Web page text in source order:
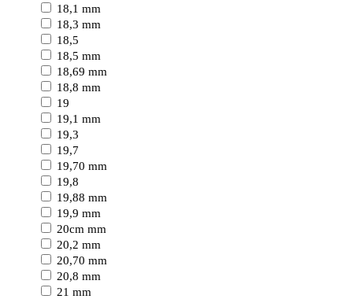
18,1 mm
18,3 mm
18,5
18,5 mm
18,69 mm
18,8 mm
19
19,1 mm
19,3
19,7
19,70 mm
19,8
19,88 mm
19,9 mm
20cm mm
20,2 mm
20,70 mm
20,8 mm
21 mm